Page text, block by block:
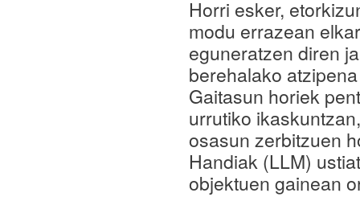
Horri esker,
modu errazean
eguneratzen diren
berehalako
Gaitasun horiek
urrutiko
osasun zerbitzuen
Handiak (LLM)
objektuen gainean